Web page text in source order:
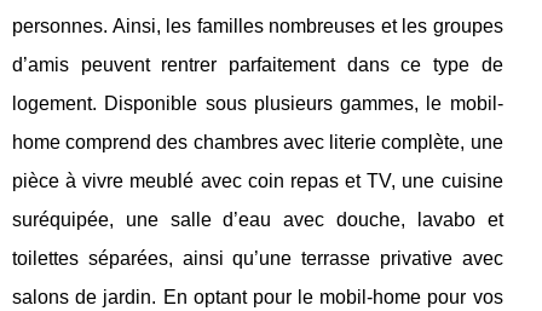
personnes. Ainsi, les familles nombreuses et les groupes
d’amis peuvent rentrer parfaitement dans ce type de
logement. Disponible sous plusieurs gammes, le mobil-
home comprend des chambres avec literie complète, une
pièce à vivre meublé avec coin repas et TV, une cuisine
suréquipée, une salle d’eau avec douche, lavabo et
toilettes séparées, ainsi qu’une terrasse privative avec
salons de jardin. En optant pour le mobil-home pour vos